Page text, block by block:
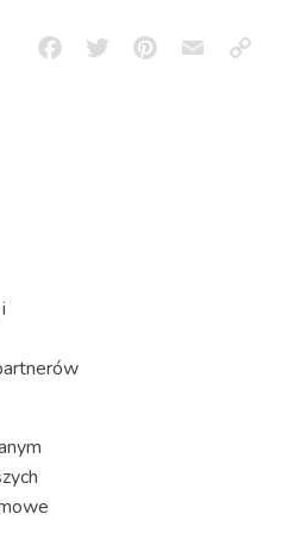
FacebookTwitterPinterestEmailCopy